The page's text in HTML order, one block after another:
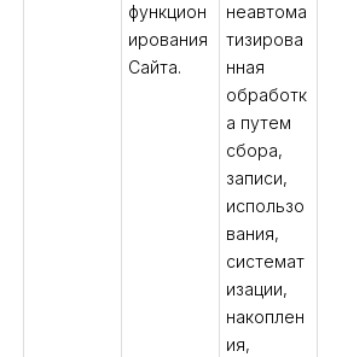
функцион
ирования
Сайта.
неавтома
тизирова
нная
обработк
а путем
сбора,
записи,
использо
вания,
системат
изации,
накоплен
ия,